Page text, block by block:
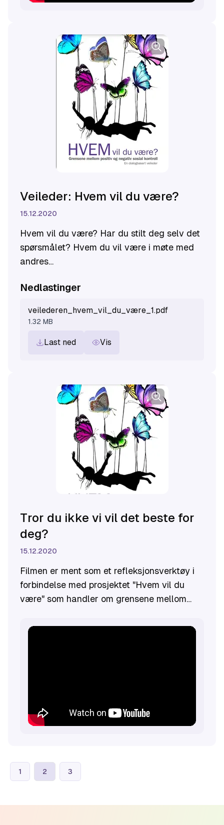
Veileder: Hvem vil du være?
15.12.2020
Hvem vil du være? Har du stilt deg selv det
spørsmålet? Hvem du vil være i møte med
andres
det mulig å finne ut av hvem du er hvis du
fortalt hvem du bør være? Hvem ønsker du
eller utøver
Nedlastinger
veilederen_hvem_vil_du_være_1.pdf
1.32 MB
Last ned Vis
Tror du ikke vi vil det beste for
deg?
15.12.2020
Filmen er ment som et refleksjonsverktøy i
forbindelse med prosjektet "Hvem vil du
være" som handler om grensene mellom
møter vi Mona og hennes flerkulturelle
1 2 3